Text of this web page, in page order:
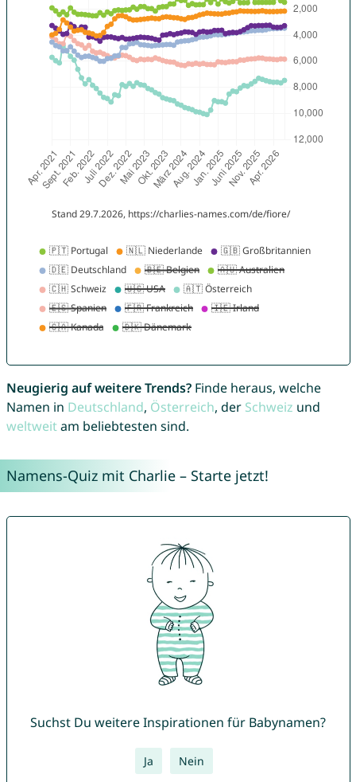
Neugierig auf weitere Trends?Finde heraus, welche
Namen in Deutschland, Österreich, der Schweiz und
weltweitam beliebtesten sind.
Namens-Quiz mit Charlie – Starte jetzt!
Suchst Du weitere Inspirationen für Babynamen?
Ja Nein